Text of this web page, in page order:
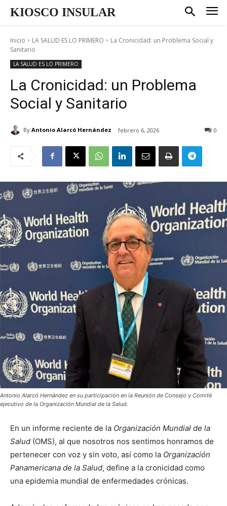
KIOSCO INSULAR
Inicio LA SALUD ES LO PRIMERO
La Cronicidad: un Problema Social y
Sanitario
LA SALUD ES LO PRIMERO
La Cronicidad: un Problema
Social y Sanitario
By Antonio Alarcó Hernández febrero 6, 2026 0
Antonio Alarcó Hernández en su participación en la Reunión de Consejo y Comité
ejecutivo de la Organización Mundial de la Salud.
En un informe reciente de la Organización Mundial de la
Salud (OMS), al que nosotros nos sentimos honramos de
pertenecer con voz y sin voto, así como la Organización
Panamericana de la Salud, define a la cronicidad como
una epidemia mundial de enfermedades crónicas.